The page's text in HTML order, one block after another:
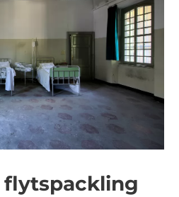
flytspackling